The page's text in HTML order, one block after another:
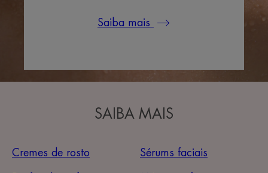
Saiba mais
SAIBA MAIS
Cremes de rosto Sérums faciais